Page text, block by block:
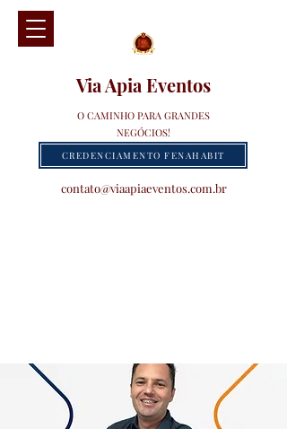
Via Apia Eventos
O CAMINHO PARA GRANDES
NEGÓCIOS!
contato@viaapiaeventos.com.br
CREDENCIAMENTO FENAHABIT